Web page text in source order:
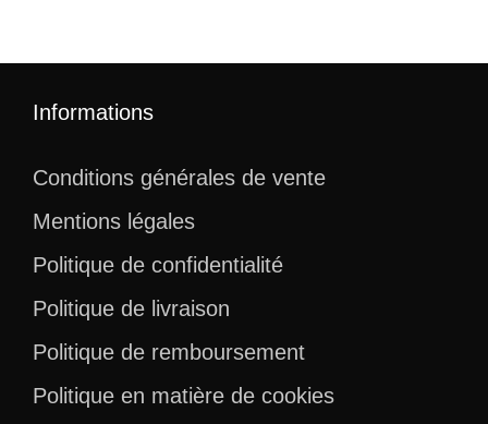
Informations
Conditions générales de vente
Mentions légales
Politique de confidentialité
Politique de livraison
Politique de remboursement
Politique en matière de cookies